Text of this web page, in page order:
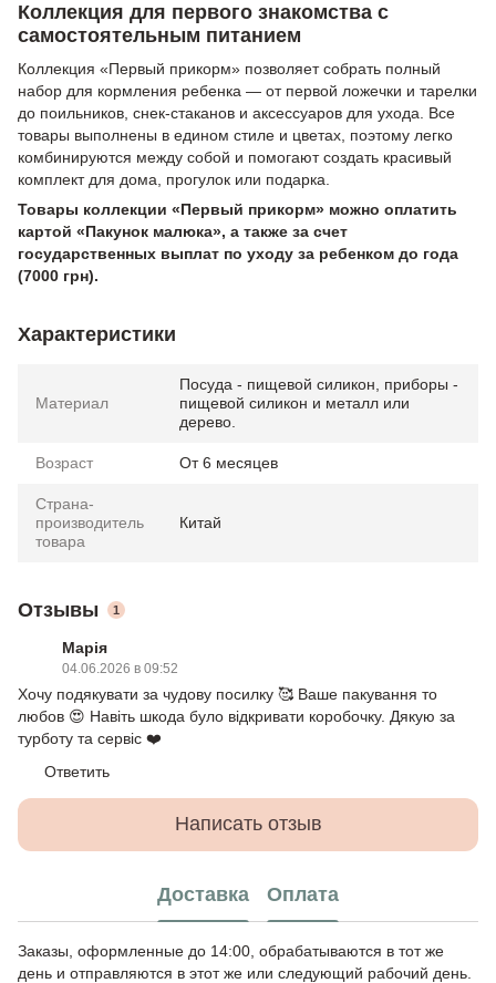
Коллекция для первого знакомства с
самостоятельным питанием
Коллекция «Первый прикорм» позволяет собрать полный
набор для кормления ребенка — от первой ложечки и тарелки
до поильников, снек-стаканов и аксессуаров для ухода. Все
товары выполнены в едином стиле и цветах, поэтому легко
комбинируются между собой и помогают создать красивый
комплект для дома, прогулок или подарка.
Товары коллекции «Первый прикорм» можно оплатить
картой «Пакунок малюка», а также за счет
государственных выплат по уходу за ребенком до года
(7000 грн).
Характеристики
Материал
Посуда - пищевой силикон, приборы -
пищевой силикон и металл или
дерево.
Возраст От 6 месяцев
Страна-
производитель
товара
Китай
Отзывы 1
Марія
04.06.2026 в 09:52
Хочу подякувати за чудову посилку 🥰 Ваше пакування то
любов 😍 Навіть шкода було відкривати коробочку. Дякую за
турботу та сервіс ❤️
Ответить
Написать отзыв
Доставка Оплата
Заказы, оформленные до 14:00, обрабатываются в тот же
день и отправляются в этот же или следующий рабочий день.